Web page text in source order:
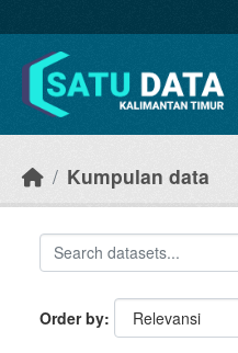
Kumpulan data
Order by